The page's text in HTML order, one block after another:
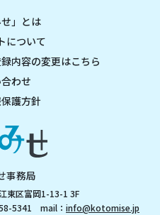
せ」とは
について
内容の変更はこちら
わせ
護方針
事務局
東区富岡1-13-1 3F
5341 mail： info@kotomise.jp